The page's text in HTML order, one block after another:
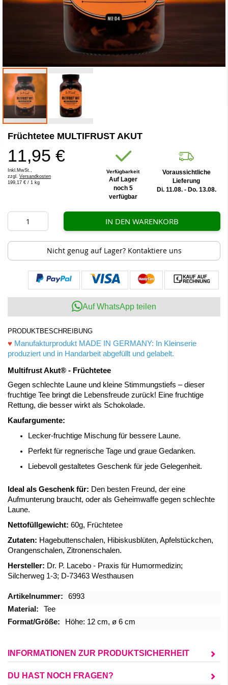
Anfang
Bildergalerie
springen
Früchtetee MULTIFRUST AKUT
11,95 €
Inkl.MwSt.,
zzgl. Versandkosten
199,17 € / 1 kg
Verfügbarkeit
Auf Lager
noch 5
verfügbar
Voraussichtliche
Lieferung
Di. 11.08. - Do. 13.08.
IN DEN WARENKORB
Nicht genug auf Lager? Kontaktiere uns
Auf WhatsApp teilen
PRODUKTBESCHREIBUNG
♥ Manufakturprodukt MADE IN GERMANY: In Kleinserie
produziert und in Handarbeit abgefüllt und gelabelt.
Multifrust Akut® - Früchtetee
Gegen schlechte Laune und kleine Stimmungstiefs – dieser
fruchtige Tee bringt die Lebensfreude zurück! Eine fruchtige
Rettung, die besser wirkt als Schokolade.
Kaufargumente:
Lecker-fruchtige Mischung für bessere Laune.
Perfekt für regnerische Tage und graue Gedanken.
Liebevoll gestaltetes Geschenk für jede Gelegenheit.
Ideal als Geschenk für: Den besten Freund, der eine
Aufmunterung braucht, oder als Geheimwaffe gegen schlechte
Laune.
Nettofüllgewicht: 60g, Früchtetee
Zutaten: Hagebuttenschalen, Hibiskusblüten, Apfelstückchen,
Orangenschalen, Zitronenschalen.
Hersteller: Dr. P. Lacebo - Praxis für Humormedizin;
Silcherweg 1-3; D-73463 Westhausen
Mehr
Informationen
6993
Tee
Höhe: 12 cm, ø 6 cm
INFORMATIONEN ZUR PRODUKTSICHERHEIT
DU HAST NOCH FRAGEN?